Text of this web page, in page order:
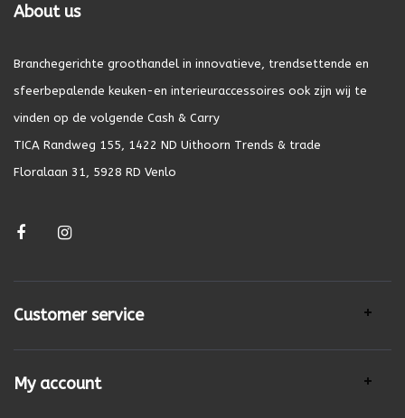
About us
Branchegerichte groothandel in innovatieve, trendsettende en
sfeerbepalende keuken-en interieuraccessoires ook zijn wij te
vinden op de volgende Cash & Carry
TICA Randweg 155, 1422 ND Uithoorn Trends & trade
Floralaan 31, 5928 RD Venlo
Customer service
My account